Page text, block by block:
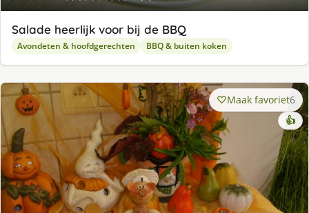
Salade heerlijk voor bij de BBQ
Avondeten & hoofdgerechten BBQ & buiten koken
Maak favoriet6
👍